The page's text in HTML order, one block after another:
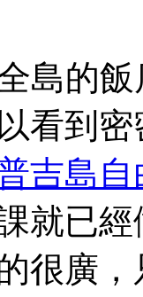
島的
看到
吉島
就已
很廣